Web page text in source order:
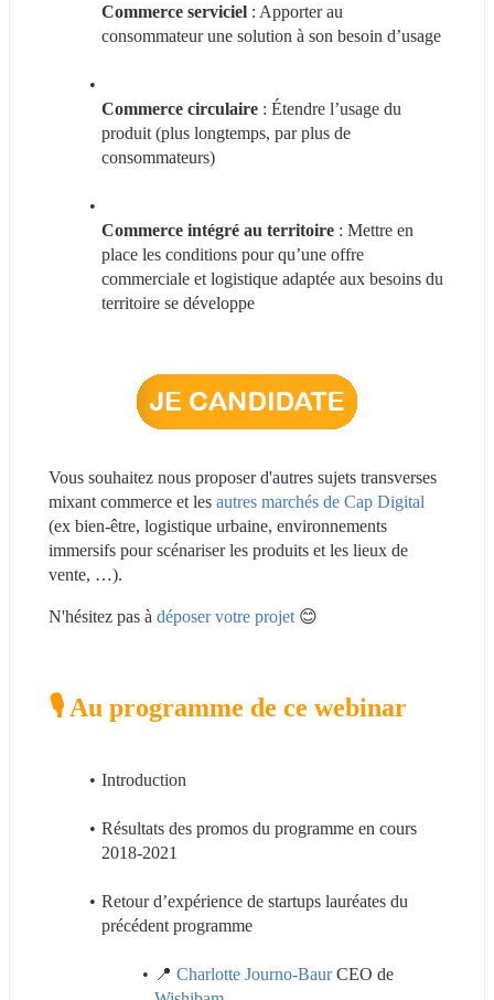
Commerce serviciel : Apporter au
consommateur une solution à son besoin d’usage
Commerce circulaire : Étendre l’usage du
produit (plus longtemps, par plus de
consommateurs)
Commerce intégré au territoire : Mettre en
place les conditions pour qu’une offre
commerciale et logistique adaptée aux besoins du
territoire se développe
Vous souhaitez nous proposer d'autres sujets transverses
mixant commerce et les autres marchés de Cap Digital
(ex bien-être, logistique urbaine, environnements
immersifs pour scénariser les produits et les lieux de
vente, …).
N'hésitez pas à déposer votre projet 😊
🎙️ Au programme de ce webinar
Introduction
Résultats des promos du programme en cours
2018-2021
Retour d’expérience de startups lauréates du
précédent programme
📍 Charlotte Journo-Baur
CEO de